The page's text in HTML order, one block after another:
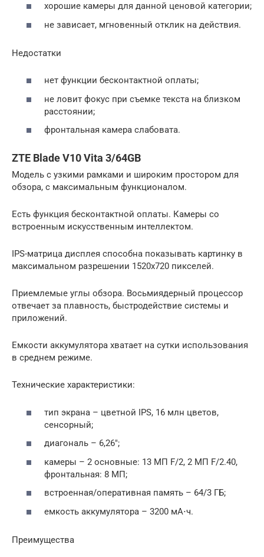
хорошие камеры для данной ценовой категории;
не зависает, мгновенный отклик на действия.
Недостатки
нет функции бесконтактной оплаты;
не ловит фокус при съемке текста на близком
расстоянии;
фронтальная камера слабовата.
ZTE Blade V10 Vita 3/64GB
Модель с узкими рамками и широким простором для
обзора, с максимальным функционалом.
Есть функция бесконтактной оплаты. Камеры со
встроенным искусственным интеллектом.
IPS-матрица дисплея способна показывать картинку в
максимальном разрешении 1520х720 пикселей.
Приемлемые углы обзора. Восьмиядерный процессор
отвечает за плавность, быстродействие системы и
приложений.
Емкости аккумулятора хватает на сутки использования
в среднем режиме.
Технические характеристики:
тип экрана – цветной IPS, 16 млн цветов,
сенсорный;
диагональ – 6,26″;
камеры – 2 основные: 13 МП F/2, 2 МП F/2.40,
фронтальная: 8 МП;
встроенная/оперативная память – 64/3 ГБ;
емкость аккумулятора – 3200 мА⋅ч.
Преимущества